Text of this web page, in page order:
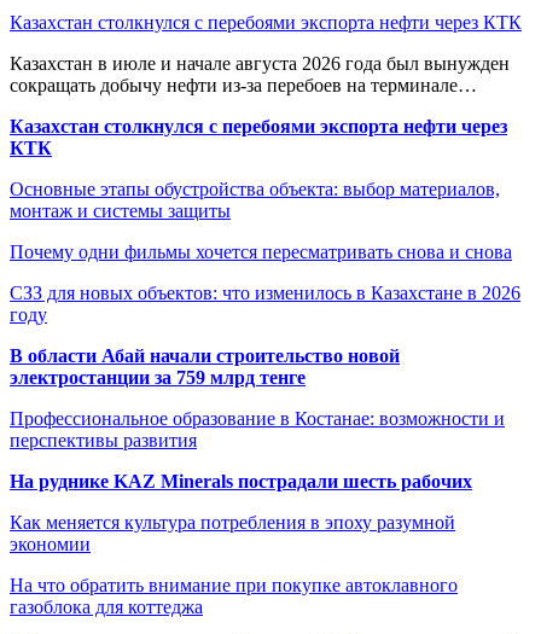
Казахстан столкнулся с перебоями экспорта нефти через КТК
Казахстан в июле и начале августа 2026 года был вынужден
сокращать добычу нефти из-за перебоев на терминале…
Казахстан столкнулся с перебоями экспорта нефти через
КТК
Основные этапы обустройства объекта: выбор материалов,
монтаж и системы защиты
Почему одни фильмы хочется пересматривать снова и снова
СЗЗ для новых объектов: что изменилось в Казахстане в 2026
году
В области Абай начали строительство новой
электростанции за 759 млрд тенге
Профессиональное образование в Костанае: возможности и
перспективы развития
На руднике KAZ Minerals пострадали шесть рабочих
Как меняется культура потребления в эпоху разумной
экономии
На что обратить внимание при покупке автоклавного
газоблока для коттеджа